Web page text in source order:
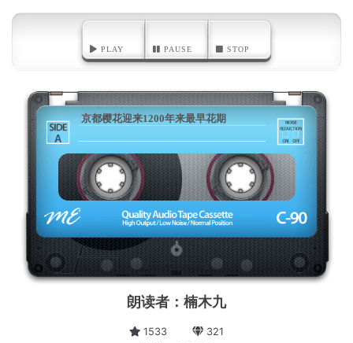
PLAY PAUSE STOP
A
京都樱花迎来1200年来最早花期
朗读者：楠木九
1533 321